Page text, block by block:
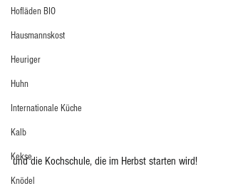
Hofläden BIO
Hausmannskost
Heuriger
Huhn
Internationale Küche
Kalb
Kekse
Knödel
und die Kochschule, die im Herbst starten wird!